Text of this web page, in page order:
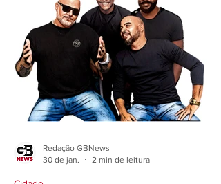
concentração na Rua Paraná e
dispersão na Rua Rio de Janeiro, sendo
o penúltimo antes do desfile oficial na
Marquês de Sapucaí, marcado para 14
de fevereiro, quando a
Redação GBNews
30 de jan.
2 min de leitura